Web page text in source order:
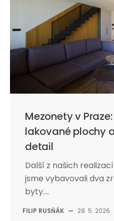
Mezonety v
lakované plochy
detail
Další z našich
jsme vybavovali dva
byty....
FILIP RUSŇÁK — 28. 5. 2026